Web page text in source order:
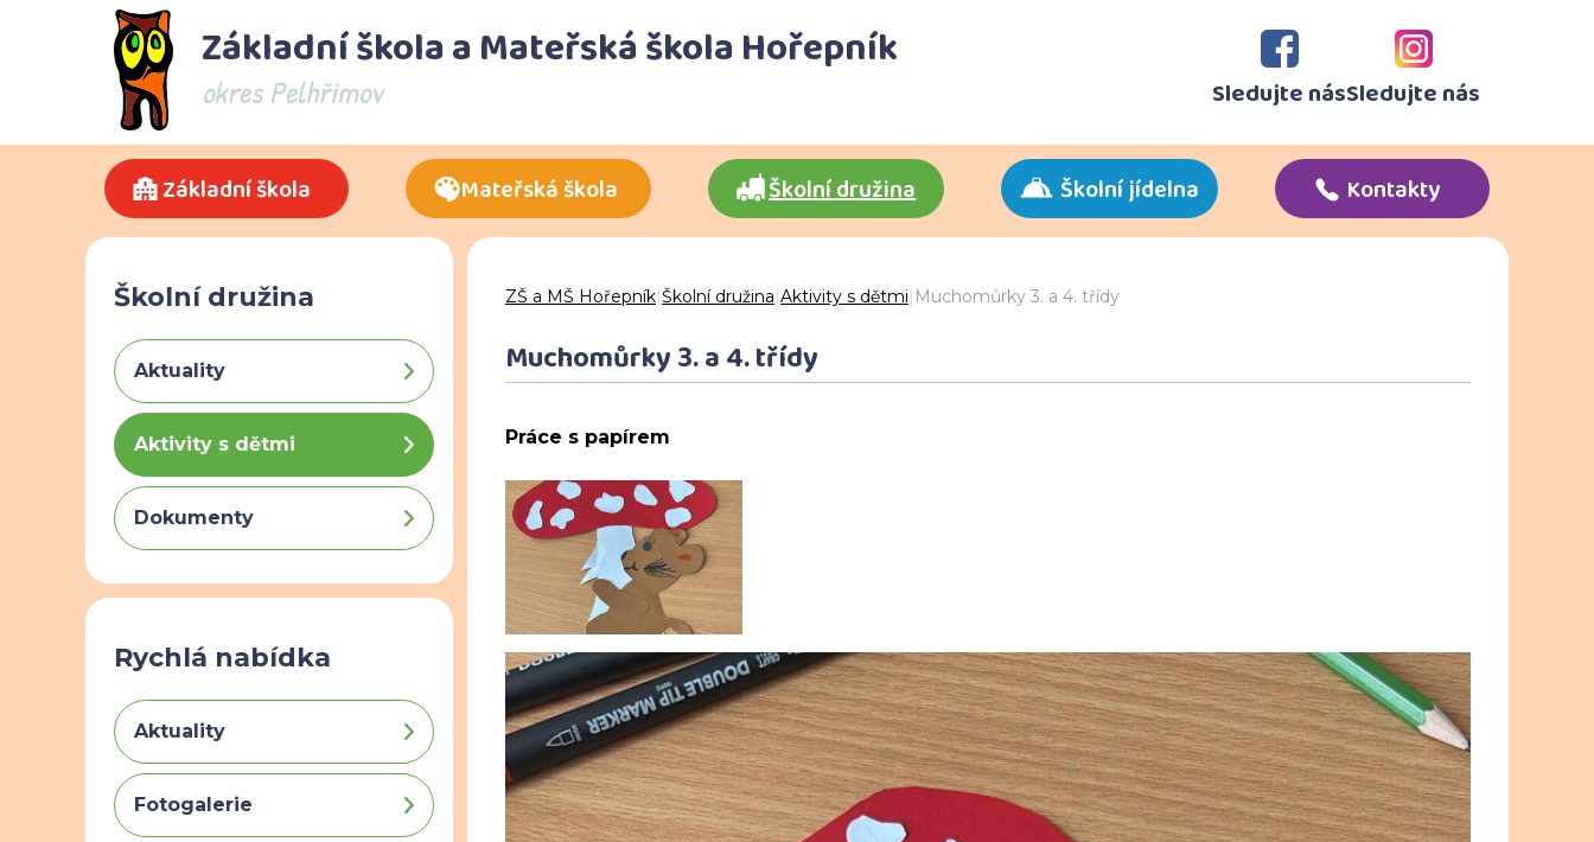
Základní škola a Mateřská škola Hořepník
okres Pelhřimov Sledujte násSledujte nás
Základní škola
Mateřská škola Školní družina Školní jídelna Kontakty
ZŠ a MŠ Hořepník|Školní družina|Aktivity s dětmi| Muchomůrky 3. a 4. třídy
Muchomůrky 3. a 4. třídy
Práce s papírem
Školní družina
Aktuality
Aktivity s dětmi
Dokumenty
Rychlá nabídka
Aktuality
Fotogalerie